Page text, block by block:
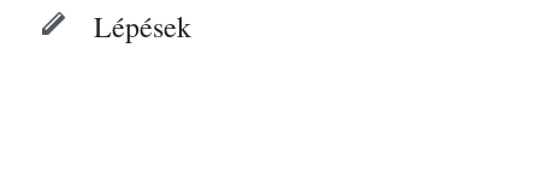
Lépések